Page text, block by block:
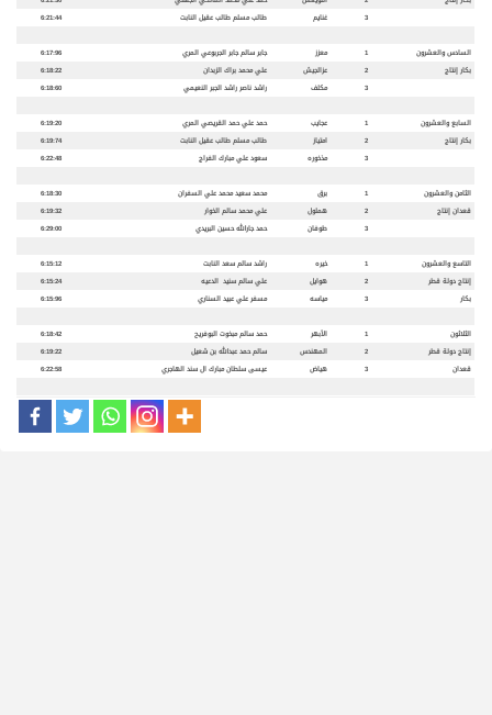
3
غنايم طالب مسلم طالب عقيل النابت 6:21:44
السادس والعشرون 1 معزز جابر سالم جابر الجربوعي المري
6:17:96
بكار إنتاج
2 عزالجيش علي محمد براك الزبدان
6:18:22
3
مكلف راشد ناصر راشد الجبر النعيمي 6:18:60
السابع والعشرون 1 عجايب حمد علي حمد القريصي المري
6:19:20
بكار إنتاج
2 امتياز طالب مسلم طالب عقيل النابت
6:19:74
3
مذخوره سعود علي مبارك الفراج 6:22:48
الثامن والعشرون 1 برق محمد سعيد محمد علي السفران
6:18:30
قعدان إنتاج
2 هملول علي محمد سالم الخوار
6:19:32
3
طوفان حمد جارالله حسين البريدي 6:29:00
التاسع والعشرون 1 خيره راشد سالم سعد النابت
6:15:12
إنتاج دولة قطر
2 هوايل علي سالم سنيد الدعيه
6:15:24
بكار
3 مياسه مسفر علي عبيد السناري 6:15:96
الثلاثون 1 الأبهر حمد سالم مبخوت البوفريح
6:18:42
إنتاج دولة قطر
2 المهندس سالم حمد عبدالله بن شعيل
6:19:22
قعدان
3 هياض عيسى سلطان مبارك ال سند الهاجري 6:22:58